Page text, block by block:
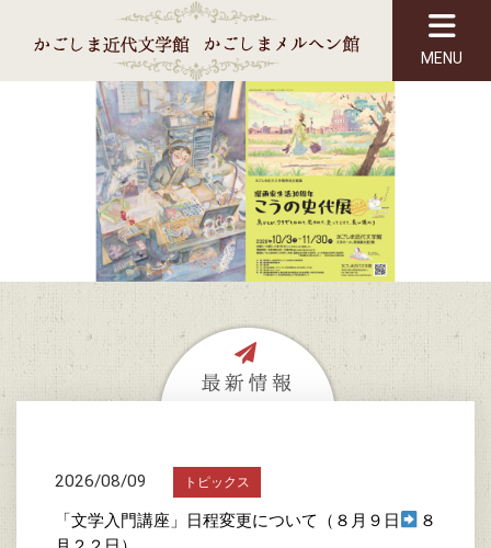
MENU
2026/08/09 トピックス
「文学入門講座」日程変更について（８月９日
８